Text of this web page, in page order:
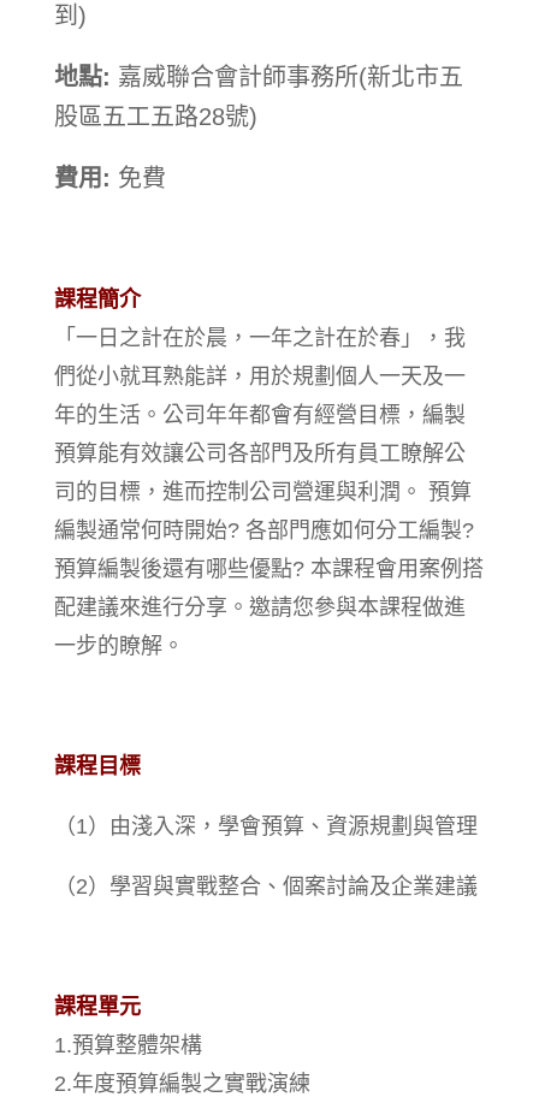
到)
地點: 嘉威聯合會計師事務所(新北市五
股區五工五路28號)
費用: 免費
課程簡介
「一日之計在於晨，一年之計在於春」，我
們從小就耳熟能詳，用於規劃個人一天及一
年的生活。公司年年都會有經營目標，編製
預算能有效讓公司各部門及所有員工瞭解公
司的目標，進而控制公司營運與利潤。 預算
編製通常何時開始? 各部門應如何分工編製?
預算編製後還有哪些優點? 本課程會用案例搭
配建議來進行分享。邀請您參與本課程做進
一步的瞭解。
課程目標
（1）由淺入深，學會預算、資源規劃與管理
（2）學習與實戰整合、個案討論及企業建議
課程單元
1.預算整體架構
2.年度預算編製之實戰演練